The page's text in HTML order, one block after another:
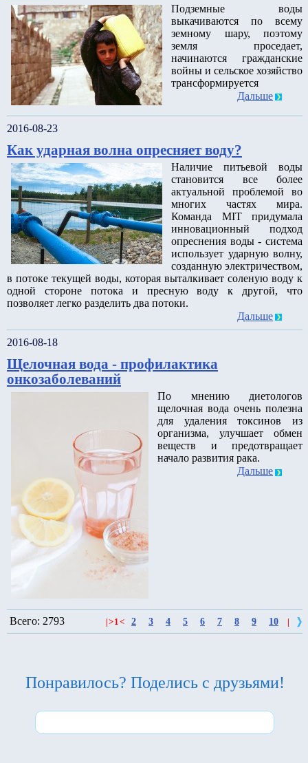
Подземные воды
выкачиваются по всему
земному шару, поэтому
земля проседает,
начинаются гражданские
войны и сельское хозяйство
трансформируется
Дальше
2016-08-23
Как ударная волна опресняет воду?
Наличие питьевой воды
становится все более
актуальной проблемой во
многих частях мира.
Команда MIT придумала
инновационный подход
опреснения воды - система
использует ударную волну,
созданную электричеством,
в потоке текущей воды, которая выталкивает соленую воду к
одной стороне потока и пресную воду к другой, что
позволяет легко разделить два потоки.
Дальше
2016-08-18
Щелочная вода - профилактика
онкозаболеваний
По мнению диетологов
щелочная вода очень полезна
для удаления токсинов из
организма, улучшает обмен
веществ и предотвращает
начало развития рака.
Дальше
Всего: 2793 >1< 2 3 4 5 6 7 8 9 10
Понравилось? Поделись с друзьями!